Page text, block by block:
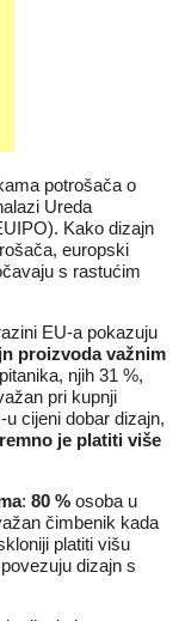
potrošača o
Ureda
Kako dizajn
europski
s rastućim
EU-a pokazuju
proizvoda važnim
njih 31 %,
pri kupnji
cijeni dobar dizajn,
je platiti više
: 80 % osoba u
čimbenik kada
platiti višu
dizajn s